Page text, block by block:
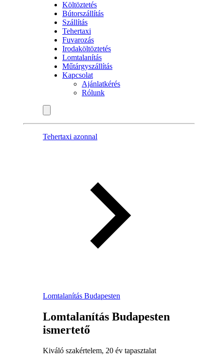
Költöztetés
Bútorszállítás
Szállítás
Tehertaxi
Fuvarozás
Irodaköltöztetés
Lomtalanítás
Műtárgyszállítás
Kapcsolat
Ajánlatkérés
Rólunk
Tehertaxi azonnal
Lomtalanítás Budapesten
Lomtalanítás Budapesten
ismertető
Kiváló szakértelem, 20 év tapasztalat